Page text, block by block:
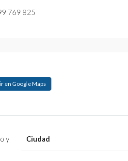
769 825
en Google Maps
y
Ciudad